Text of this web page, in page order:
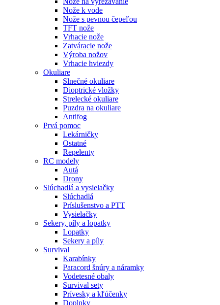
Nože k vode
Nože s pevnou čepeľou
TFT nože
Vrhacie nože
Zatváracie nože
Výroba nožov
Vrhacie hviezdy
Okuliare
Slnečné okuliare
Dioptrické vložky
Strelecké okuliare
Puzdra na okuliare
Antifog
Prvá pomoc
Lekárničky
Ostatné
Repelenty
RC modely
Autá
Drony
Slúchadlá a vysielačky
Slúchadlá
Príslušenstvo a PTT
Vysielačky
Sekery, píly a lopatky
Lopatky
Sekery a píly
Survival
Karabínky
Paracord šnúry a náramky
Vodetesné obaly
Survival sety
Prívesky a kľúčenky
Doplnky